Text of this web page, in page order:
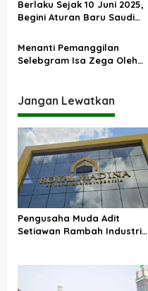
s
Berlaku Sejak 10 Juni 2025,
Begini Aturan Baru Saudi
Menanti Pemanggilan
Selebgram Isa Zega Oleh
Jangan Lewatkan
Pengusaha Muda Adit
Setiawan Rambah Industri